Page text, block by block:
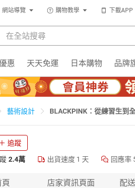
網站導覽 購物教學 下載APP
惠 天天免運 日本購物 品牌
藝術設計 BLACKPINK：從練習生到
追蹤
2.4萬 出貨速度 1 天 回應率
頁 店家資訊頁面 配